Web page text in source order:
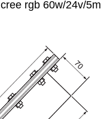
cree rgb 60w/24v/5m